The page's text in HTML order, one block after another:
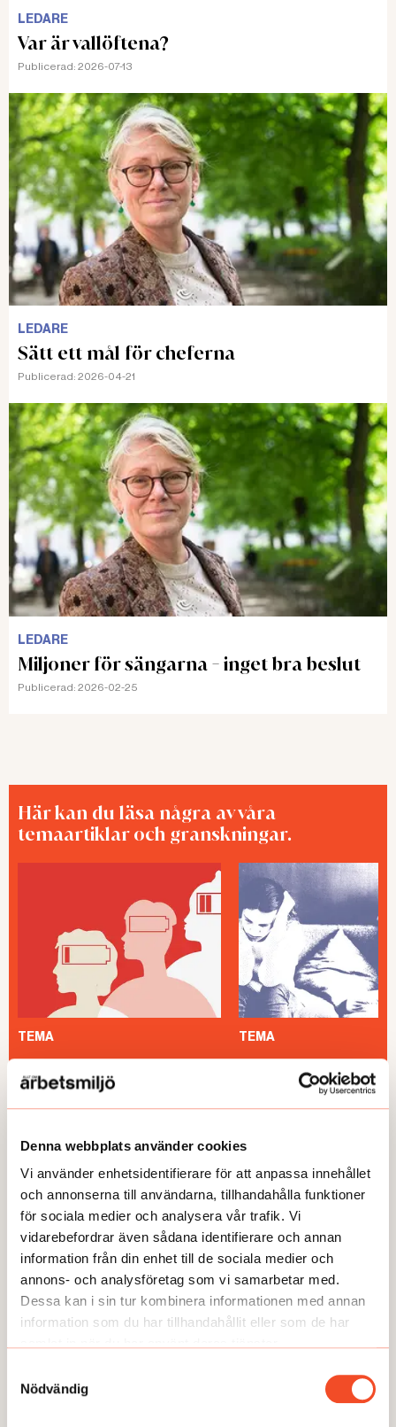
Denna webbplats använder cookies
Vi använder enhetsidentifierare för att anpassa innehållet
och annonserna till användarna, tillhandahålla funktioner
för sociala medier och analysera vår trafik. Vi
vidarebefordrar även sådana identifierare och annan
information från din enhet till de sociala medier och
annons- och analysföretag som vi samarbetar med.
Dessa kan i sin tur kombinera informationen med annan
information som du har tillhandahållit eller som de har
Nödvändig
LEDARE
Var är vallöftena?
Publicerad: 2026-07-13
LEDARE
Sätt ett mål för cheferna
Publicerad: 2026-04-21
LEDARE
Miljoner för sängarna - inget bra beslut
Publicerad: 2026-02-25
Här kan du läsa några av våra
temaartiklar och granskningar.
TEMA
F43.8A – försvinner
TEMA
TEMA Konstant
GUIDEN